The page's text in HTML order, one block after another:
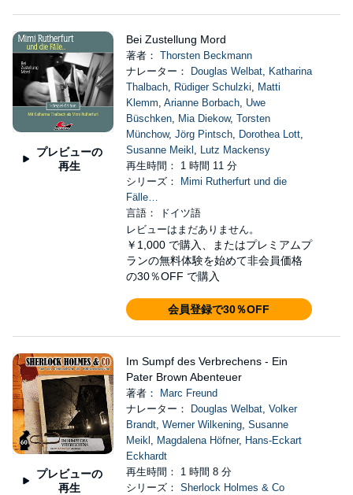
プレビューの
再生
Bei Zustellung Mord
著者： Thorsten Beckmann
ナレーター：
Douglas Welbat, Katharina
Thalbach, Rüdiger Schulzki, Matti
Klemm, Arianne Borbach, Uwe
Büschken, Mia Diekow, Torsten
Münchow, Jörg Pintsch, Dorothea Lott,
Susanne Meikl , Lutz Mackensy
再生時間： 1 時間 11 分
シリーズ：
Mimi Rutherfurt und die
Fälle…
言語： ドイツ語
レビューはまだありません。
￥1,000 で購入、またはプレミアムプ
ランの無料体験を始めて非会員価格
の30％OFF で購入
会員登録で30％OFF
プレビューの
再生
Im Sumpf des Verbrechens - Ein
Pater Brown Abenteuer
著者：
Marc Freund
ナレーター：
Douglas Welbat, Volker
Brandt, Werner Wilkening, Susanne
Meikl , Magdalena Höfner, Hans-Eckart
Eckhardt
再生時間： 1 時間 8 分
シリーズ： Sherlock Holmes & Co